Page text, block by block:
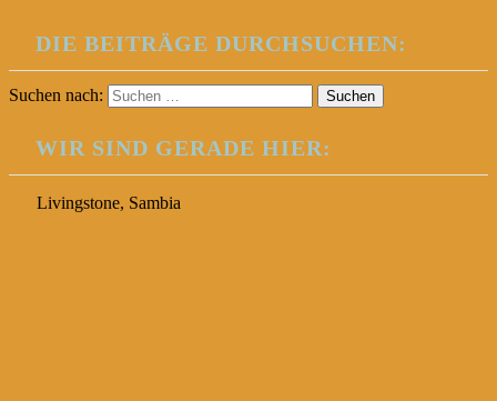
DIE BEITRÄGE DURCHSUCHEN:
Suchen nach:
WIR SIND GERADE HIER:
Livingstone, Sambia